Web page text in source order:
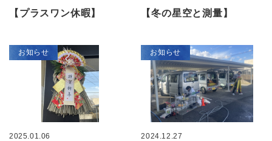
【プラスワン休暇】 【冬の星空と測量】
お知らせ
2025.01.06
お知らせ
2024.12.27